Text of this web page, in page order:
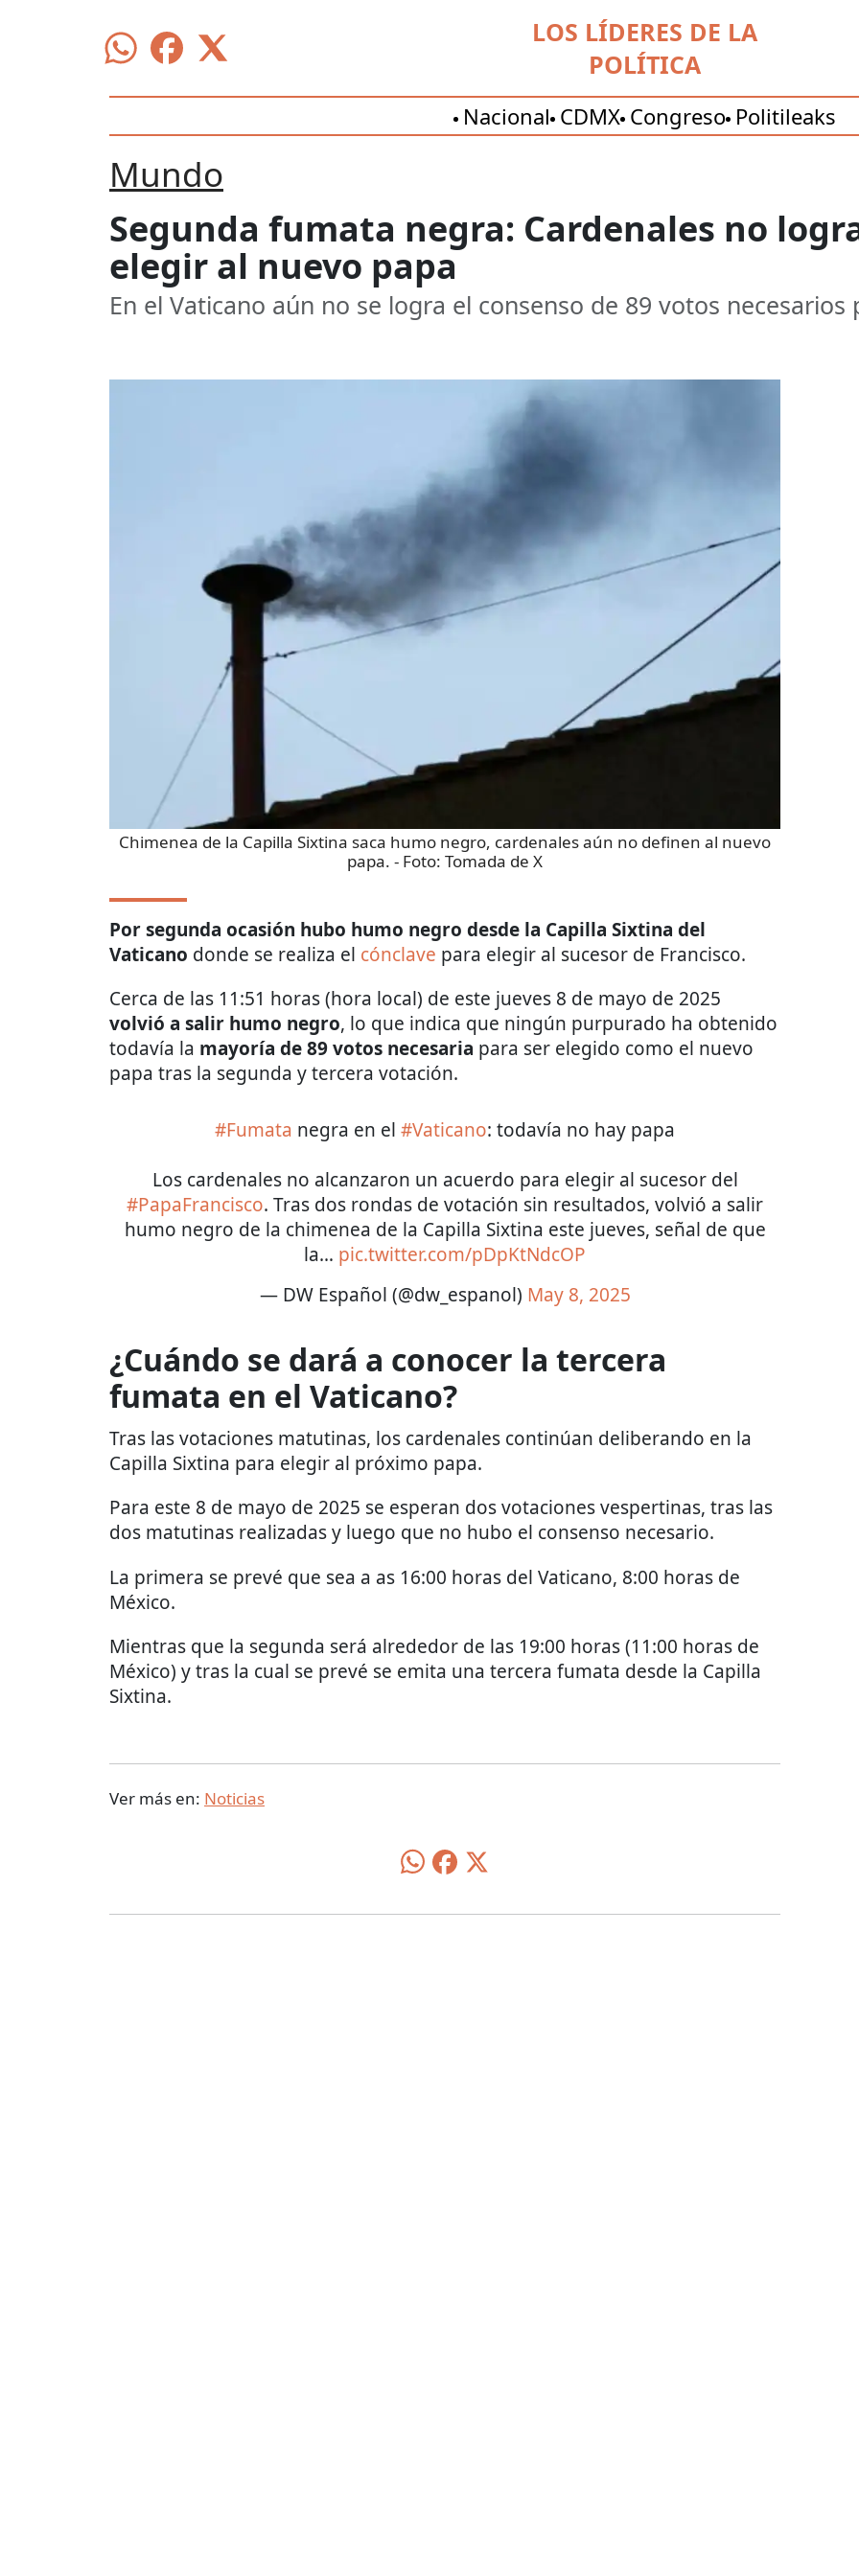
LOS LÍDERES DE LA
POLÍTICA
Nacional CDMX Congreso Politileaks
Mundo
Segunda fumata negra: Cardenales no
elegir al nuevo papa
En el Vaticano aún no se logra el consenso de 89 votos
Chimenea de la Capilla Sixtina saca humo negro, cardenales aún no definen al nuevo
papa. - Foto: Tomada de X
Por segunda ocasión hubo humo negro desde la Capilla Sixtina del
Vaticano donde se realiza el cónclave para elegir al sucesor de Francisco.
Cerca de las 11:51 horas (hora local) de este jueves 8 de mayo de 2025
volvió a salir humo negro, lo que indica que ningún purpurado ha obtenido
todavía la mayoría de 89 votos necesaria para ser elegido como el nuevo
papa tras la segunda y tercera votación.
#Fumata negra en el #Vaticano: todavía no hay papa
Los cardenales no alcanzaron un acuerdo para elegir al sucesor del
#PapaFrancisco. Tras dos rondas de votación sin resultados, volvió a salir
humo negro de la chimenea de la Capilla Sixtina este jueves, señal de que
la… pic.twitter.com/pDpKtNdcOP
— DW Español (@dw_espanol) May 8, 2025
¿Cuándo se dará a conocer la tercera
fumata en el Vaticano?
Tras las votaciones matutinas, los cardenales continúan deliberando en la
Capilla Sixtina para elegir al próximo papa.
Para este 8 de mayo de 2025 se esperan dos votaciones vespertinas, tras las
dos matutinas realizadas y luego que no hubo el consenso necesario.
La primera se prevé que sea a as 16:00 horas del Vaticano, 8:00 horas de
México.
Mientras que la segunda será alrededor de las 19:00 horas (11:00 horas de
México) y tras la cual se prevé se emita una tercera fumata desde la Capilla
Sixtina.
Ver más en: Noticias